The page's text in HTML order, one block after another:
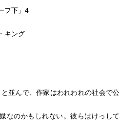
フ下」4
キング
並んで、作家はわれわれの社会で公
なのかもしれない。彼らはけっして